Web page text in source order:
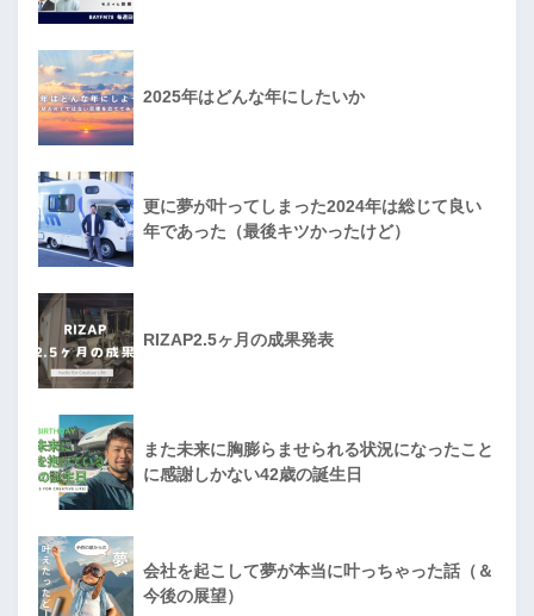
2025年はどんな年にしたいか
更に夢が叶ってしまった2024年は総じて良い
年であった（最後キツかったけど）
RIZAP2.5ヶ月の成果発表
また未来に胸膨らませられる状況になったこと
に感謝しかない42歳の誕生日
会社を起こして夢が本当に叶っちゃった話（＆
今後の展望）